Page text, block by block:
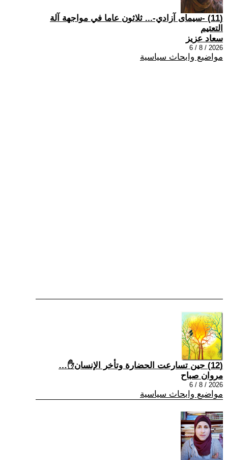
(11) -سيمای آزادي-... ثلاثون عاما في مواجهة آلة
التعتيم
سعاد عزيز
2026 / 8 / 6
مواضيع وابحاث سياسية
(12) حين تسارعت الحضارة وتأخر الإنسان✋…
مروان صباح
2026 / 8 / 6
مواضيع وابحاث سياسية